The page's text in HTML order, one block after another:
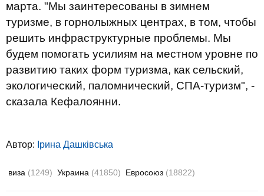
марта. "Мы заинтересованы в зимнем
туризме, в горнолыжных центрах, в том, чтобы
решить инфраструктурные проблемы. Мы
будем помогать усилиям на местном уровне по
развитию таких форм туризма, как сельский,
экологический, паломнический, СПА-туризм", -
сказала Кефалоянни.
Автор: Ірина Дашківська
виза (1249) Украина (41850) Евросоюз (18822)